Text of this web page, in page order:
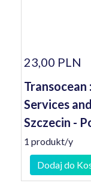
23,00 PLN
Transocean
Services
Szczecin -
1 produkt/y
Dodaj do